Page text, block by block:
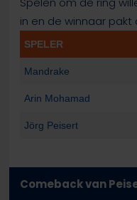
in en de winnaar pakt
SPELER
Mandrake
Arin Mohamad
Jörg Peisert
Comeback van